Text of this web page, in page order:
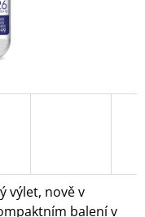
výlet, nově v
balení v